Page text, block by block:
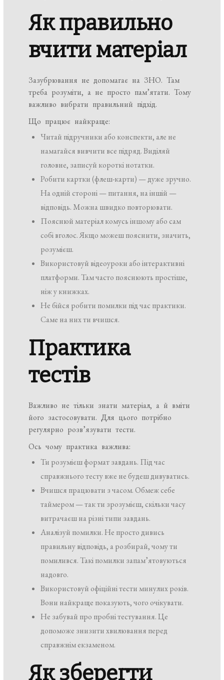
Як правильно
вчити матеріал
Зазубрювання не допомагає на ЗНО. Там
треба розуміти, а не просто пам’ятати. Тому
важливо вибрати правильний підхід.
Що працює найкраще:
Читай підручники або конспекти, але не
намагайся вивчити все підряд. Виділяй
головне, записуй короткі нотатки.
Робити картки (флеш-карти) — дуже зручно.
На одній стороні — питання, на іншій —
відповідь. Можна швидко повторювати.
Пояснюй матеріал комусь іншому або сам
собі вголос. Якщо можеш пояснити, значить,
розумієш.
Використовуй відеоуроки або інтерактивні
платформи. Там часто пояснюють простіше,
ніж у книжках.
Не бійся робити помилки під час практики.
Саме на них ти вчишся.
Практика
тестів
Важливо не тільки знати матеріал, а й вміти
його застосовувати. Для цього потрібно
регулярно розв’язувати тести.
Ось чому практика важлива:
Ти розумієш формат завдань. Під час
справжнього тесту вже не будеш дивуватись.
Вчишся працювати з часом. Обмеж себе
таймером — так ти зрозумієш, скільки часу
витрачаєш на різні типи завдань.
Аналізуй помилки. Не просто дивись
правильну відповідь, а розбирай, чому ти
помилився. Такі помилки запам’ятовуються
надовго.
Використовуй офіційні тести минулих років.
Вони найкраще показують, чого очікувати.
Не забувай про пробні тестування. Це
допоможе знизити хвилювання перед
справжнім екзаменом.
Як зберегти